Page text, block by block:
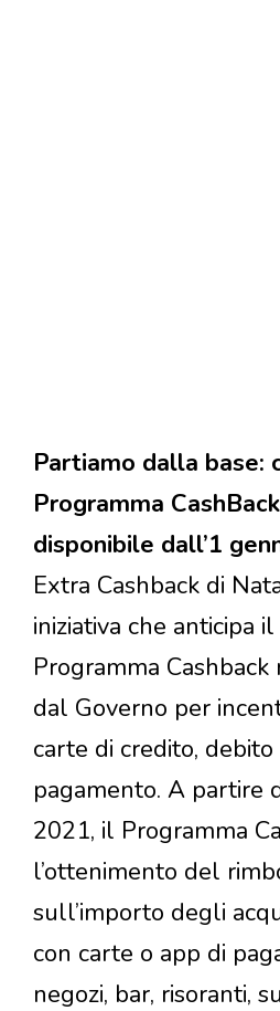
Partiamo dalla base:
Programma
disponibile dall’1
Extra Cashback di
iniziativa che anticipa
Programma
dal Governo per
carte di credito, debito
pagamento. A partire
2021, il Programma
l’ottenimento del
sull’importo degli
con carte o app di
negozi, bar, risoranti,